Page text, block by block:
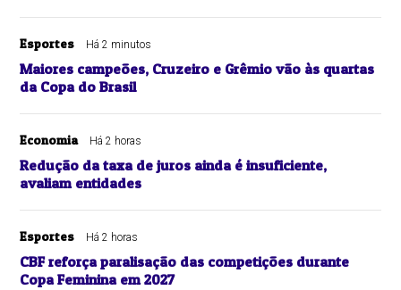
Esportes Há 2 minutos
Maiores campeões, Cruzeiro e Grêmio vão às quartas
da Copa do Brasil
Economia Há 2 horas
Redução da taxa de juros ainda é insuficiente,
avaliam entidades
Esportes Há 2 horas
CBF reforça paralisação das competições durante
Copa Feminina em 2027